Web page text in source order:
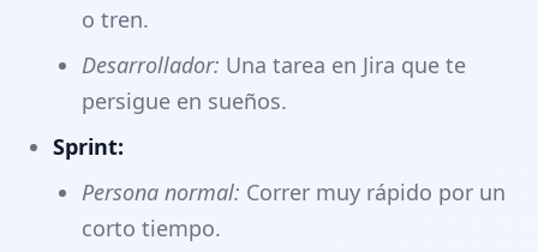
o tren.
Desarrollador: Una tarea en Jira que te
persigue en sueños.
Sprint:
Persona normal: Correr muy rápido por un
corto tiempo.